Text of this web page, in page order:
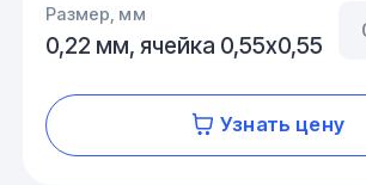
Размер, мм
0,22 мм, ячейка 0,55х0,55
Узнать цену